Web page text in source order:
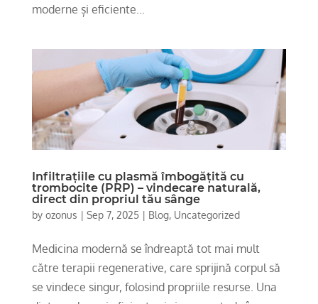
moderne și eficiente...
Infiltrațiile cu plasmă îmbogățită cu
trombocite (PRP) – vindecare naturală,
direct din propriul tău sânge
by ozonus | Sep 7, 2025| Blog, Uncategorized
Medicina modernă se îndreaptă tot mai mult
către terapii regenerative, care sprijină corpul să
se vindece singur, folosind propriile resurse. Una